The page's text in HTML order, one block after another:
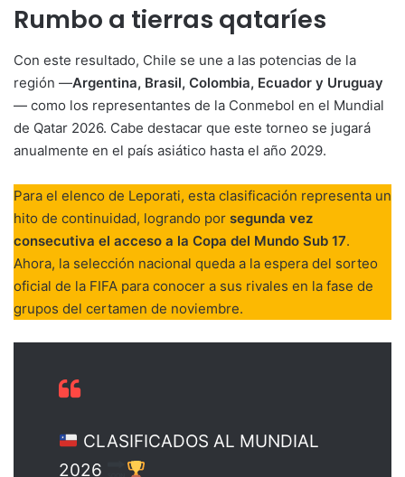
Rumbo a tierras qataríes
Con este resultado, Chile se une a las potencias de la
región —Argentina, Brasil, Colombia, Ecuador y Uruguay
— como los representantes de la Conmebol en el Mundial
de Qatar 2026. Cabe destacar que este torneo se jugará
anualmente en el país asiático hasta el año 2029.
Para el elenco de Leporati, esta clasificación representa un
hito de continuidad, logrando por segunda vez
consecutiva el acceso a la Copa del Mundo Sub 17.
Ahora, la selección nacional queda a la espera del sorteo
oficial de la FIFA para conocer a sus rivales en la fase de
grupos del certamen de noviembre.
CLASIFICADOS AL MUNDIAL
2026